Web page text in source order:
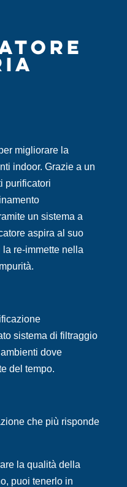
migliorare la
indoor. Grazie a un
purificatori
un sistema a
aspira al suo
la re-immette nella
sistema di filtraggio
dove
del tempo.
che più risponde
la qualità della
puoi tenerlo in